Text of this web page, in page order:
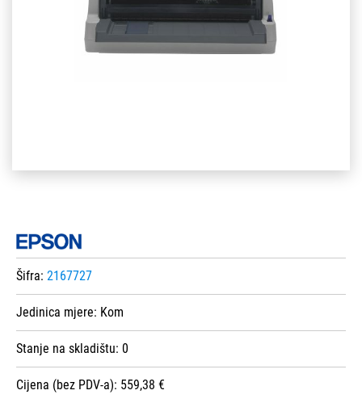
Šifra: 2167727
Jedinica mjere: Kom
Stanje na skladištu: 0
Cijena (bez PDV-a): 559,38 €